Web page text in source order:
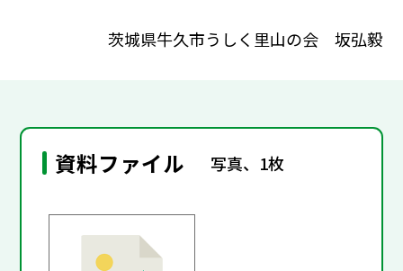
茨城県牛久市うしく里山の会 坂弘毅
資料ファイル 写真、1枚